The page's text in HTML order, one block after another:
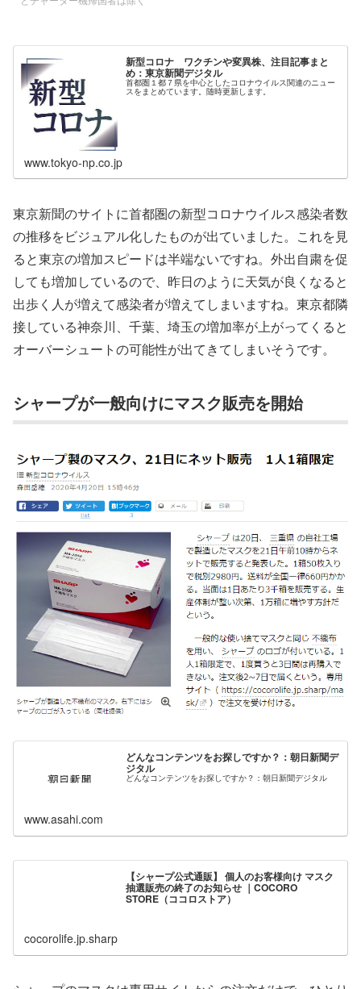
新型コロナ ワクチンや変異株、注目記事まと
め：東京新聞デジタル
首都圏１都７県を中心としたコロナウイルス関連のニュー
スをまとめています。随時更新します。
www.tokyo-np.co.jp
東京新聞のサイトに首都圏の新型コロナウイルス感染者数
の推移をビジュアル化したものが出ていました。これを見
ると東京の増加スピードは半端ないですね。外出自粛を促
しても増加しているので、昨日のように天気が良くなると
出歩く人が増えて感染者が増えてしまいますね。東京都隣
接している神奈川、千葉、埼玉の増加率が上がってくると
オーバーシュートの可能性が出てきてしまいそうです。
シャープが一般向けにマスク販売を開始
どんなコンテンツをお探しですか？：朝日新聞デ
ジタル
どんなコンテンツをお探しですか？：朝日新聞デジタル
www.asahi.com
【シャープ公式通販】 個人のお客様向け マスク
抽選販売の終了のお知らせ ｜COCORO
STORE（ココロストア）
cocorolife.jp.sharp